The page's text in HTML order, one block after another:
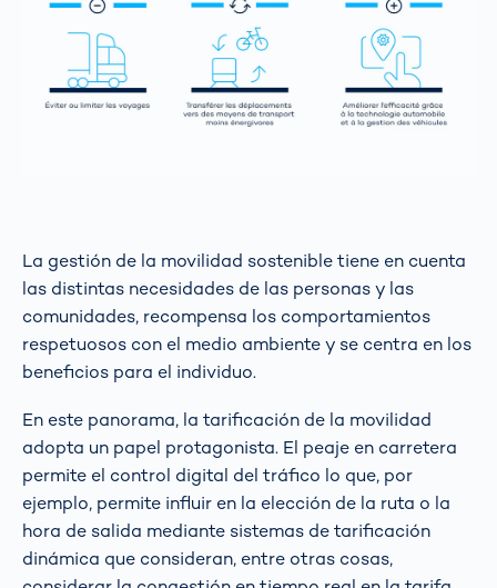
La gestión de la movilidad sostenible tiene en cuenta
las distintas necesidades de las personas y las
comunidades, recompensa los comportamientos
respetuosos con el medio ambiente y se centra en los
beneficios para el individuo.
En este panorama, la tarificación de la movilidad
adopta un papel protagonista. El peaje en carretera
permite el control digital del tráfico lo que, por
ejemplo, permite influir en la elección de la ruta o la
hora de salida mediante sistemas de tarificación
dinámica que consideran, entre otras cosas,